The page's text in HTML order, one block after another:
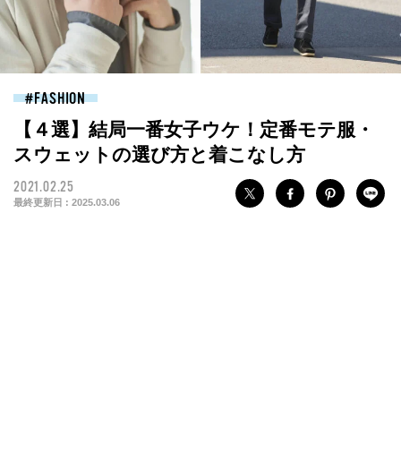
FASHION
【４選】結局一番女子ウケ！定番モテ服・
スウェットの選び方と着こなし方
2021.02.25
最終更新日 : 2025.03.06